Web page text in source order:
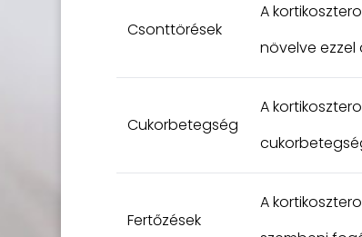
Csonttörések
A
növelve
Cukorbetegség
A
Fertőzések
A